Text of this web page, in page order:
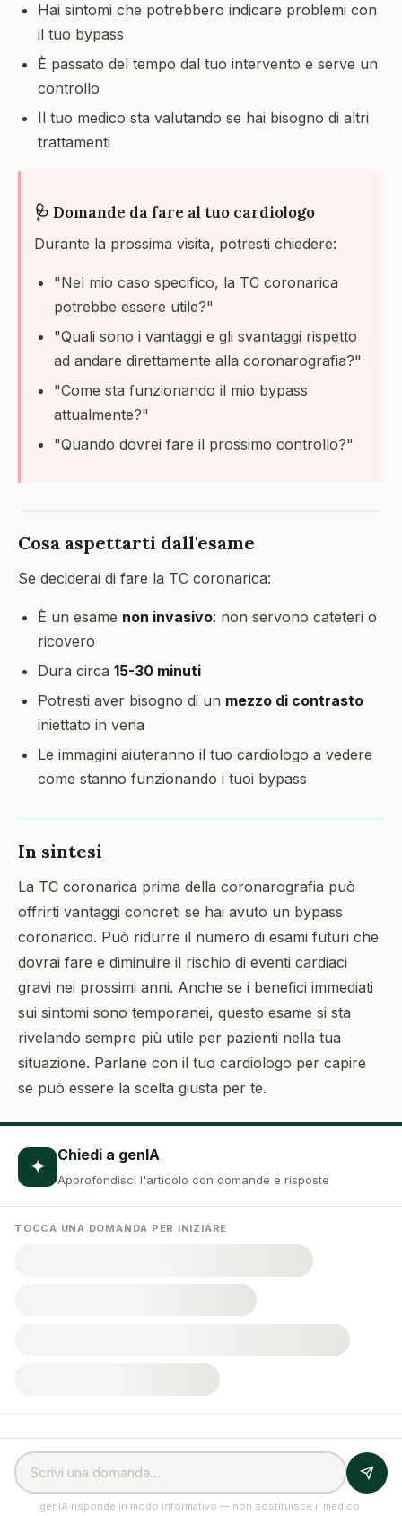
Hai sintomi che potrebbero indicare problemi con
il tuo bypass
È passato del tempo dal tuo intervento e serve un
controllo
Il tuo medico sta valutando se hai bisogno di altri
trattamenti
🩺 Domande da fare al tuo cardiologo
Durante la prossima visita, potresti chiedere:
"Nel mio caso specifico, la TC coronarica
potrebbe essere utile?"
"Quali sono i vantaggi e gli svantaggi rispetto
ad andare direttamente alla coronarografia?"
"Come sta funzionando il mio bypass
attualmente?"
"Quando dovrei fare il prossimo controllo?"
Cosa aspettarti dall'esame
Se deciderai di fare la TC coronarica:
È un esame non invasivo: non servono cateteri o
ricovero
Dura circa 15-30 minuti
Potresti aver bisogno di un mezzo di contrasto
iniettato in vena
Le immagini aiuteranno il tuo cardiologo a vedere
come stanno funzionando i tuoi bypass
In sintesi
La TC coronarica prima della coronarografia può
offrirti vantaggi concreti se hai avuto un bypass
coronarico. Può ridurre il numero di esami futuri che
dovrai fare e diminuire il rischio di eventi cardiaci
gravi nei prossimi anni. Anche se i benefici immediati
sui sintomi sono temporanei, questo esame si sta
rivelando sempre più utile per pazienti nella tua
situazione. Parlane con il tuo cardiologo per capire
se può essere la scelta giusta per te.
✦ Chiedi a genIA
Approfondisci l'articolo con domande e risposte
TOCCA UNA DOMANDA PER INIZIARE
genIA risponde in modo informativo — non sostituisce il medico.